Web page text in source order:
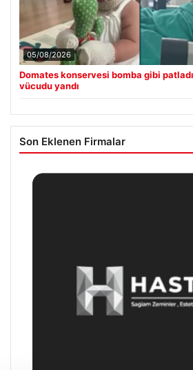
05/08/2026
Domates konservesi bomba gibi
vücudu yandı
Son Eklenen Firmalar